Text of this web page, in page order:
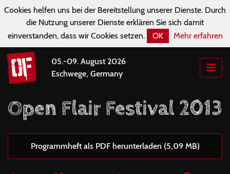
Cookies helfen uns bei der Bereitstellung unserer Dienste. Durch
die Nutzung unserer Dienste erklären Sie sich damit
einverstanden, dass wir Cookies setzen.
OK Mehr erfahren
05.-09. August 2026
Eschwege, Germany
Open Flair Festival 2013
Programmheft als PDF herunterladen (5,09 MB)